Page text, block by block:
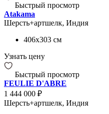
Быстрый просмотр
Atakama
Шерсть+артшелк, Индия
406x303 см
Узнать цену
Быстрый просмотр
FEULIE D'ABRE
1 444 000 ₽
Шерсть+артшелк, Индия